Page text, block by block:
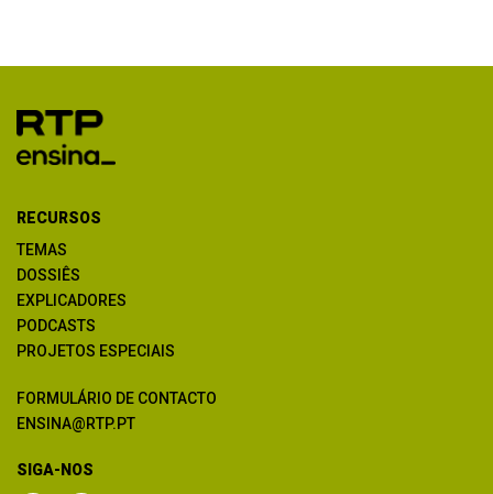
RECURSOS
TEMAS
DOSSIÊS
EXPLICADORES
PODCASTS
PROJETOS ESPECIAIS
FORMULÁRIO DE CONTACTO
ENSINA@RTP.PT
SIGA-NOS